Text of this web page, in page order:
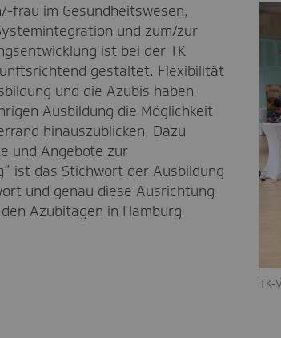
TK-
frau im Gesundheitswesen,
und zum/zur
ist bei der TK
gestaltet. Flexibilität
und die Azubis haben
Ausbildung die Möglichkeit
hinauszublicken. Dazu
und Angebote zur
ist das Stichwort der Ausbildung
und genau diese Ausrichtung
Azubitagen in Hamburg